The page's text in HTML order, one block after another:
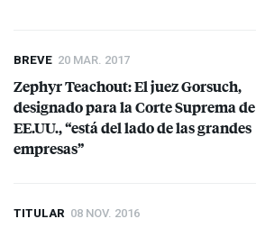
BREVE 20 MAR. 2017
Zephyr Teachout: El juez Gorsuch,
designado para la Corte Suprema de
EE.UU., “está del lado de las grandes
empresas”
TITULAR 08 NOV. 2016